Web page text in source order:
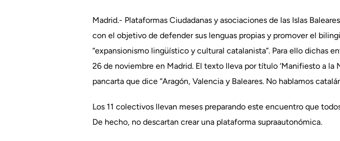
Madrid.- Plataformas Ciudadanas y asociaciones de las Islas
con el objetivo de defender sus lenguas propias y promover el
“expansionismo lingüístico y cultural catalanista”. Para ello dichas
26 de noviembre en Madrid. El texto lleva por título ‘Manifiesto a la
pancarta que dice “Aragón, Valencia y Baleares. No hablamos
Los 11 colectivos llevan meses preparando este encuentro que
De hecho, no descartan crear una plataforma supraautonómica.